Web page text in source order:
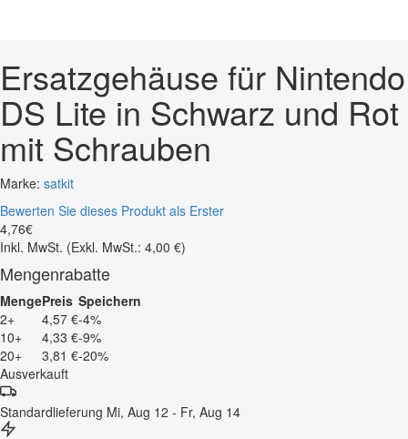
Ersatzgehäuse für Nintendo
DS Lite in Schwarz und Rot
mit Schrauben
Marke: satkit
Bewerten Sie dieses Produkt als Erster
4,76€
Inkl. MwSt. (Exkl. MwSt.: 4,00 €)
Mengenrabatte
MengePreis Speichern
2+
4,57 €-4%
10+
4,33 €-9%
20+
3,81 €-20%
Ausverkauft
Standardlieferung Mi, Aug 12 - Fr, Aug 14